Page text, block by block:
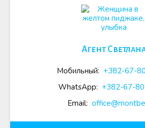
Агент
Мобильный: +382-67-
WhatsApp: +382-67-
Email: